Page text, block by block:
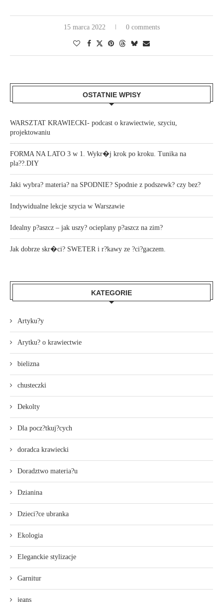
15 marca 2022 0 comments
OSTATNIE WPISY
WARSZTAT KRAWIECKI- podcast o krawiectwie, szyciu,
projektowaniu
FORMA NA LATO 3 w 1. Wykr�j krok po kroku. Tunika na
pla??.DIY
Jaki wybra? materia? na SPODNIE? Spodnie z podszewk? czy bez?
Indywidualne lekcje szycia w Warszawie
Idealny p?aszcz – jak uszy? ocieplany p?aszcz na zim?
Jak dobrze skr�ci? SWETER i r?kawy ze ?ci?gaczem.
KATEGORIE
Artyku?y
Arytku? o krawiectwie
bielizna
chusteczki
Dekolty
Dla pocz?tkuj?cych
doradca krawiecki
Doradztwo materia?u
Dzianina
Dzieci?ce ubranka
Ekologia
Eleganckie stylizacje
Garnitur
jeans